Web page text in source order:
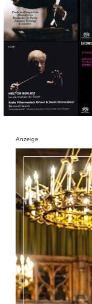
Anzeige